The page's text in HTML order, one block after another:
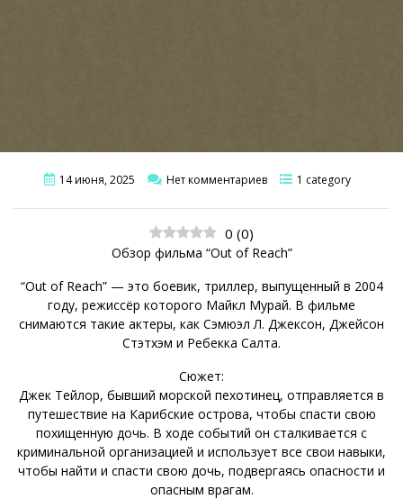
14 июня, 2025 Нет комментариев 1 category
0 (0)
Обзор фильма “Out of Reach”
“Out of Reach” — это боевик, триллер, выпущенный в 2004
году, режиссёр которого Майкл Мурай. В фильме
снимаются такие актеры, как Сэмюэл Л. Джексон, Джейсон
Стэтхэм и Ребекка Салта.
Сюжет:
Джек Тейлор, бывший морской пехотинец, отправляется в
путешествие на Карибские острова, чтобы спасти свою
похищенную дочь. В ходе событий он сталкивается с
криминальной организацией и использует все свои навыки,
чтобы найти и спасти свою дочь, подвергаясь опасности и
опасным врагам.